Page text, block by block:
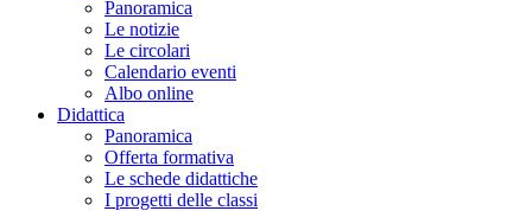
Panoramica
Le notizie
Le circolari
Calendario eventi
Albo online
Didattica
Panoramica
Offerta formativa
Le schede didattiche
I progetti delle classi